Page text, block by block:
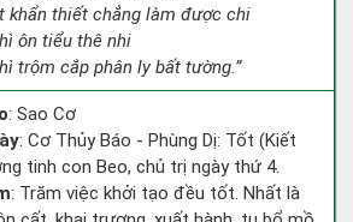
khẩn thiết chẳng làm được chi
ôn tiểu thê nhi
trộm cắp phân ly bất tường.”
: Sao Cơ
: Cơ Thủy Báo - Phùng Dị: Tốt (Kiết
tinh con Beo, chủ trị ngày thứ 4.
: Trăm việc khởi tạo đều tốt. Nhất là